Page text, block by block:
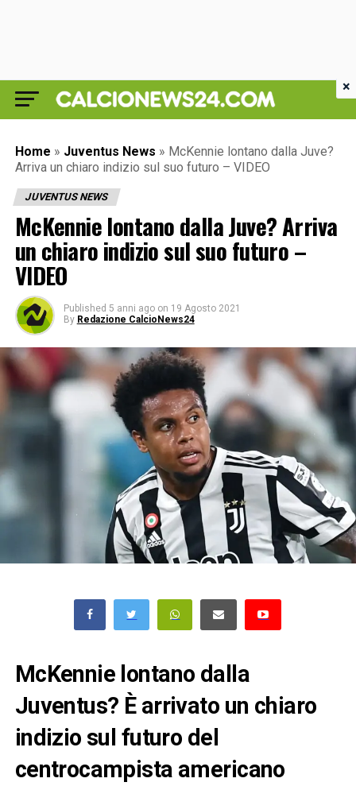
Home » Juventus News » McKennie lontano dalla Juve?
Arriva un chiaro indizio sul suo futuro – VIDEO
JUVENTUS NEWS
McKennie lontano dalla Juve? Arriva
un chiaro indizio sul suo futuro –
VIDEO
Published 5 anni ago on 19 Agosto 2021
By Redazione CalcioNews24
McKennie lontano dalla
Juventus? È arrivato un chiaro
indizio sul futuro del
centrocampista americano
×